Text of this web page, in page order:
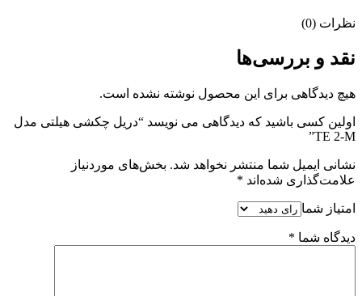
نظرات (0)
نقد و بررسی‌ها
هیچ دیدگاهی برای این محصول نوشته نشده است.
اولین کسی باشید که دیدگاهی می نویسد “دریل چکشی هیلتی مدل
TE 2-M”
نشانی ایمیل شما منتشر نخواهد شد. بخش‌های موردنیاز
علامت‌گذاری شده‌اند *
امتیاز شما
دیدگاه شما *